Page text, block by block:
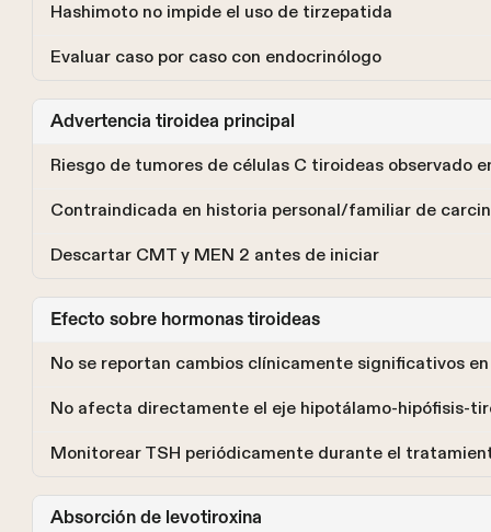
Hashimoto no impide el uso de tirzepatida
Evaluar caso por caso con endocrinólogo
Advertencia tiroidea principal
Riesgo de tumores de células C tiroideas observado
Contraindicada en historia personal/familiar de
Descartar CMT y MEN 2 antes de iniciar
Efecto sobre hormonas tiroideas
No se reportan cambios clínicamente significativos
No afecta directamente el eje hipotálamo-hipófisis-
Monitorear TSH periódicamente durante el
Absorción de levotiroxina